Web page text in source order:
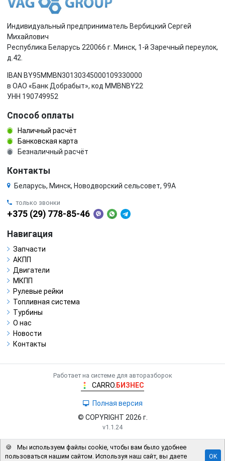
Индивидуальный предприниматель Вербицкий Сергей
Михайлович
Республика Беларусь 220066 г. Минск, 1-й Заречный переулок,
д.42.
IBAN BY95MMBN30130345000109330000
в ОАО «Банк Добрабыт», код MMBNBY22
УНН 190749952
Способ оплаты
Наличный расчёт
Банковская карта
Безналичный расчёт
Контакты
Беларусь, Минск, Новодворский сельсовет, 99А
только звонки
+375 (29) 778-85-46
Навигация
Запчасти
АКПП
Двигатели
МКПП
Рулевые рейки
Топливная система
Турбины
О нас
Новости
Контакты
Работает на системе для авторазборок
CARRO. БИЗНЕС
Полная версия
© COPYRIGHT 2026 г.
v1.1.24
🍪
Мы используем файлы cookie, чтобы вам было удобнее
пользоваться нашим сайтом. Используя наш сайт, вы даете
OK